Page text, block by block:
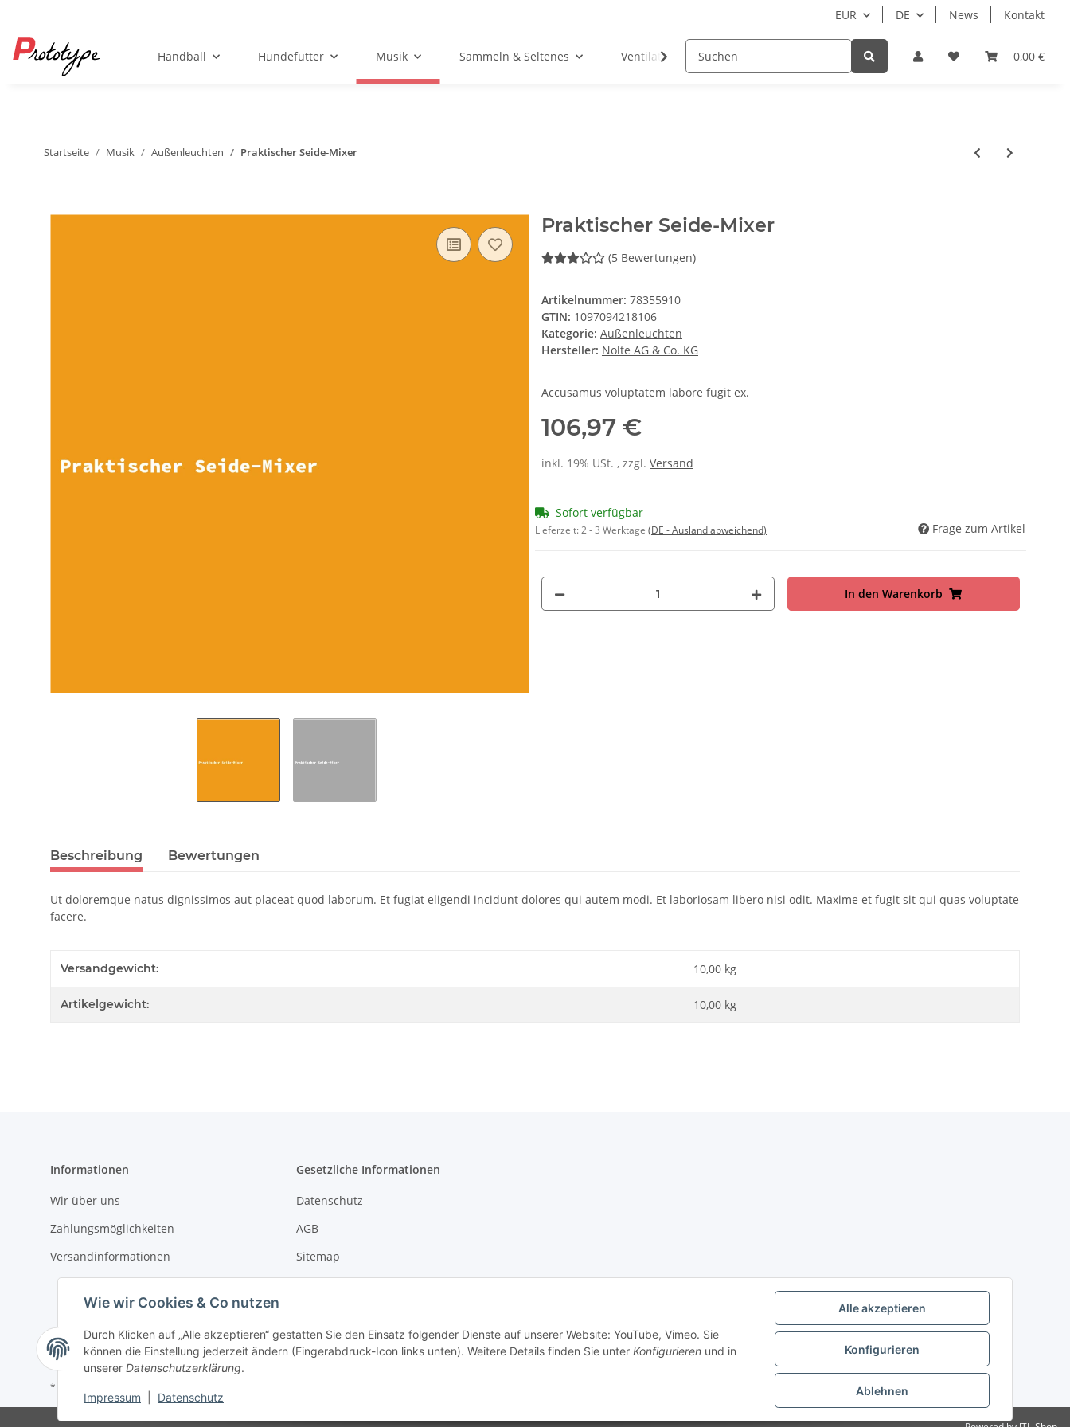
EUR DE News Kontakt
0,00 €
Handball Hundefutter Musik Sammeln & Seltenes Ventilatoren Hersteller Beispielseite
Startseite Musik Außenleuchten Praktischer Seide-Mixer
Praktischer Seide-Mixer
(5 Bewertungen)
Artikelnummer: 78355910
GTIN: 1097094218106
Kategorie: Außenleuchten
Hersteller: Nolte AG & Co. KG
Accusamus voluptatem labore fugit ex.
106,97 €
inkl. 19% USt. , zzgl. Versand
Sofort verfügbar
Lieferzeit:2 - 3 Werktage (DE - Ausland abweichend) Frage zum Artikel
In den Warenkorb
Beschreibung Bewertungen
Ut doloremque natus dignissimos aut placeat quod laborum. Et fugiat eligendi incidunt dolores qui autem modi. Et laboriosam libero nisi odit. Maxime et fugit sit qui quas voluptate
facere.
Versandgewicht: 10,00 kg
Artikelgewicht: 10,00 kg
Informationen
Wir über uns
Zahlungsmöglichkeiten
Versandinformationen
Gesetzliche Informationen
Datenschutz
AGB
Sitemap
Widerrufsrecht
* Alle Preise inkl. gesetzlicher USt., zzgl.
Wie wir Cookies & Co nutzen
Durch Klicken auf „Alle akzeptieren“ gestatten Sie den Einsatz folgender Dienste auf unserer Website: YouTube, Vimeo. Sie
können die Einstellung jederzeit ändern (Fingerabdruck-Icon links unten). Weitere Details finden Sie unter Konfigurieren und in
unserer Datenschutzerklärung.
Impressum Datenschutz
Alle akzeptieren
Konfigurieren
Ablehnen